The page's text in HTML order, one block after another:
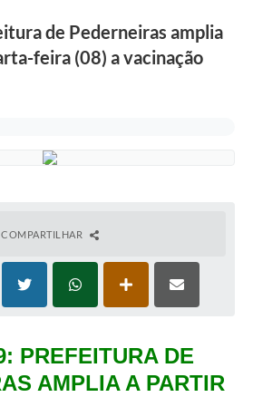
de Pederneiras amplia
feira (08) a vacinação
COMPARTILHAR
PREFEITURA DE
AMPLIA A PARTIR